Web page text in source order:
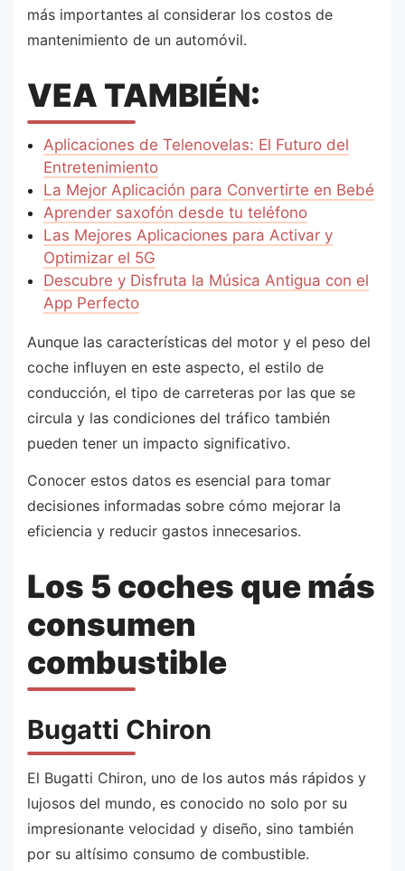
más importantes al considerar los costos de
mantenimiento de un automóvil.
VEA TAMBIÉN:
Aplicaciones de Telenovelas: El Futuro del
Entretenimiento
La Mejor Aplicación para Convertirte en Bebé
Aprender saxofón desde tu teléfono
Las Mejores Aplicaciones para Activar y
Optimizar el 5G
Descubre y Disfruta la Música Antigua con el
App Perfecto
Aunque las características del motor y el peso del
coche influyen en este aspecto, el estilo de
conducción, el tipo de carreteras por las que se
circula y las condiciones del tráfico también
pueden tener un impacto significativo.
Conocer estos datos es esencial para tomar
decisiones informadas sobre cómo mejorar la
eficiencia y reducir gastos innecesarios.
Los 5 coches que más
consumen
combustible
Bugatti Chiron
El Bugatti Chiron, uno de los autos más rápidos y
lujosos del mundo, es conocido no solo por su
impresionante velocidad y diseño, sino también
por su altísimo consumo de combustible.